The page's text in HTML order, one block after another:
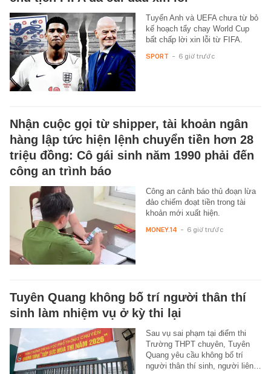
Tuyển Anh và UEFA chưa từ bỏ
kế hoạch tẩy chay World Cup
bất chấp lời xin lỗi từ FIFA.
SPORT - 6 giờ trước
Nhận cuộc gọi từ shipper, tài khoản ngân
hàng lập tức hiện lệnh chuyển tiền hơn 28
triệu đồng: Cô gái sinh năm 1990 phải đến
công an trình báo
Công an cảnh báo thủ đoạn lừa
đảo chiếm đoạt tiền trong tài
khoản mới xuất hiện.
MONEY.14 - 6 giờ trước
Tuyên Quang không bố trí người thân thí
sinh làm nhiệm vụ ở kỳ thi lại
Sau vụ sai phạm tại điểm thi
Trường THPT chuyên, Tuyên
Quang yêu cầu không bố trí
người thân thí sinh, người liên…